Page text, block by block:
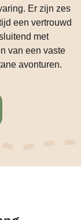
Er zijn zes
een vertrouwd
met
van een vaste
avonturen.